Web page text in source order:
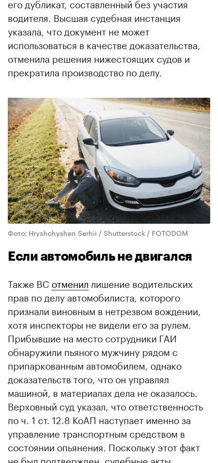
его дубликат, составленный без участия
водителя. Высшая судебная инстанция
указала, что документ не может
использоваться в качестве доказательства,
отменила решения нижестоящих судов и
прекратила производство по делу.
Фото: Hryshchyshen Serhii / Shutterstock / FOTODOM
Если автомобиль не двигался
Также ВС отменил лишение водительских
прав по делу автомобилиста, которого
признали виновным в нетрезвом вождении,
хотя инспекторы не видели его за рулем.
Прибывшие на место сотрудники ГАИ
обнаружили пьяного мужчину рядом с
припаркованным автомобилем, однако
доказательств того, что он управлял
машиной, в материалах дела не оказалось.
Верховный суд указал, что ответственность
по ч. 1 ст. 12.8 КоАП наступает именно за
управление транспортным средством в
состоянии опьянения. Поскольку этот факт